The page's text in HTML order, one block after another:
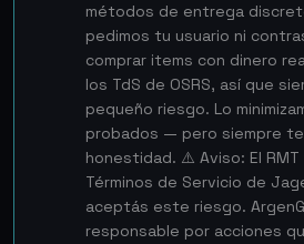
métodos de entrega
pedimos tu usuario ni
comprar items con dinero
los TdS de OSRS, así que
pequeño riesgo. Lo
probados — pero siempre
honestidad. ⚠️ Aviso: El
Términos de Servicio de
aceptás este riesgo.
responsable por acciones